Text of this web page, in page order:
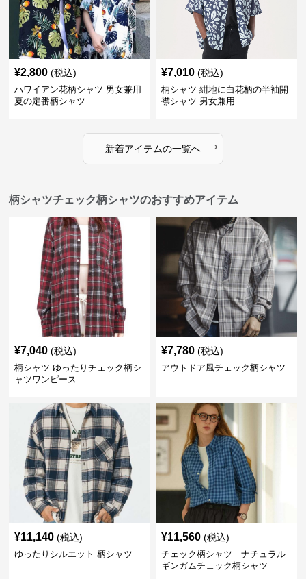
¥2,800 (税込)
ハワイアン花柄シャツ 男女兼用
夏の定番柄シャツ
¥7,010 (税込)
柄シャツ 紺地に白花柄の半袖開
襟シャツ 男女兼用
新着アイテムの一覧へ ›
柄シャツチェック柄シャツのおすすめアイテム
¥7,040 (税込)
柄シャツ ゆったりチェック柄シ
ャツワンピース
¥7,780 (税込)
アウトドア風チェック柄シャツ
¥11,140 (税込)
ゆったりシルエット 柄シャツ
¥11,560 (税込)
チェック柄シャツ ナチュラル
ギンガムチェック柄シャツ